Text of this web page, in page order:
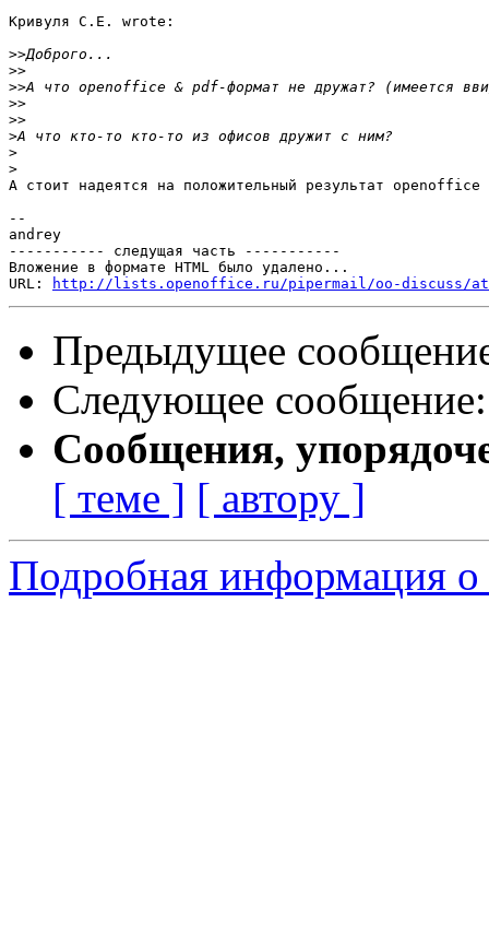
Кривуля С.Е. wrote:
>>
>>
>>
>>
>>
>
>
>
А стоит надеятся на положительный результат
--
andrey
----------- следущая часть -----------
Вложение в формате HTML было удалено...
URL:
http://lists.openoffice.ru/pipermail/oo-discuss/
Предыдущее
Следующее
Сообщения,
[ теме ] [ автору ]
Подробная информация о